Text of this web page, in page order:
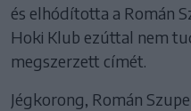
és elhódította a Román
Hoki Klub ezúttal nem
megszerzett címét.
Jégkorong, Román